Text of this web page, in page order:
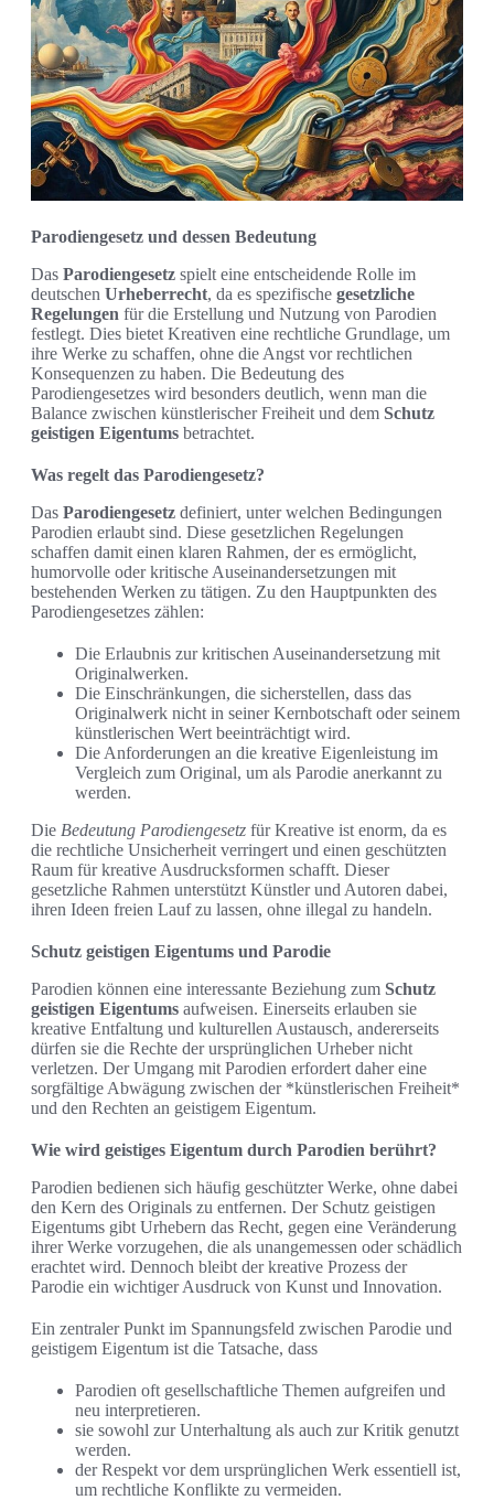
Parodiengesetz und dessen Bedeutung
Das Parodiengesetz spielt eine entscheidende Rolle im
deutschen Urheberrecht, da es spezifische gesetzliche
Regelungen für die Erstellung und Nutzung von Parodien
festlegt. Dies bietet Kreativen eine rechtliche Grundlage, um
ihre Werke zu schaffen, ohne die Angst vor rechtlichen
Konsequenzen zu haben. Die Bedeutung des
Parodiengesetzes wird besonders deutlich, wenn man die
Balance zwischen künstlerischer Freiheit und dem Schutz
geistigen Eigentums betrachtet.
Was regelt das Parodiengesetz?
Das Parodiengesetz definiert, unter welchen Bedingungen
Parodien erlaubt sind. Diese gesetzlichen Regelungen
schaffen damit einen klaren Rahmen, der es ermöglicht,
humorvolle oder kritische Auseinandersetzungen mit
bestehenden Werken zu tätigen. Zu den Hauptpunkten des
Parodiengesetzes zählen:
Die Erlaubnis zur kritischen Auseinandersetzung mit
Originalwerken.
Die Einschränkungen, die sicherstellen, dass das
Originalwerk nicht in seiner Kernbotschaft oder seinem
künstlerischen Wert beeinträchtigt wird.
Die Anforderungen an die kreative Eigenleistung im
Vergleich zum Original, um als Parodie anerkannt zu
werden.
Die Bedeutung Parodiengesetz für Kreative ist enorm, da es
die rechtliche Unsicherheit verringert und einen geschützten
Raum für kreative Ausdrucksformen schafft. Dieser
gesetzliche Rahmen unterstützt Künstler und Autoren dabei,
ihren Ideen freien Lauf zu lassen, ohne illegal zu handeln.
Schutz geistigen Eigentums und Parodie
Parodien können eine interessante Beziehung zum Schutz
geistigen Eigentums aufweisen. Einerseits erlauben sie
kreative Entfaltung und kulturellen Austausch, andererseits
dürfen sie die Rechte der ursprünglichen Urheber nicht
verletzen. Der Umgang mit Parodien erfordert daher eine
sorgfältige Abwägung zwischen der *künstlerischen Freiheit*
und den Rechten an geistigem Eigentum.
Wie wird geistiges Eigentum durch Parodien berührt?
Parodien bedienen sich häufig geschützter Werke, ohne dabei
den Kern des Originals zu entfernen. Der Schutz geistigen
Eigentums gibt Urhebern das Recht, gegen eine Veränderung
ihrer Werke vorzugehen, die als unangemessen oder schädlich
erachtet wird. Dennoch bleibt der kreative Prozess der
Parodie ein wichtiger Ausdruck von Kunst und Innovation.
Ein zentraler Punkt im Spannungsfeld zwischen Parodie und
geistigem Eigentum ist die Tatsache, dass
Parodien oft gesellschaftliche Themen aufgreifen und
neu interpretieren.
sie sowohl zur Unterhaltung als auch zur Kritik genutzt
werden.
der Respekt vor dem ursprünglichen Werk essentiell ist,
um rechtliche Konflikte zu vermeiden.